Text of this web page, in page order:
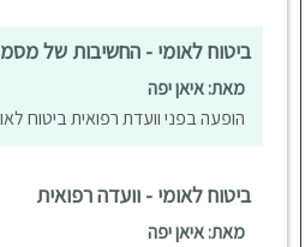
ביטוח לאומי - החשיבות של
מאת: איאן יפה
הופעה בפני וועדת רפואית ביטוח
ביטוח לאומי - וועדה רפואית
מאת: איאן יפה